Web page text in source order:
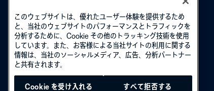
このウェブサイトは、優れたユーザー体験を提供するため
と、当社のウェブサイトのパフォーマンスとトラフィックを
分析するために、Cookie その他のトラッキング技術を使用
しています。また、お客様による当社サイトの利用に関する
情報は、当社のソーシャルメディア、広告、分析パートナー
と共有されます。
Cookie を受け入れる すべて拒否する